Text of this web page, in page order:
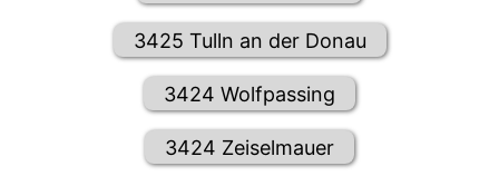
3425 Tulln an der Donau
3424 Wolfpassing
3424 Zeiselmauer